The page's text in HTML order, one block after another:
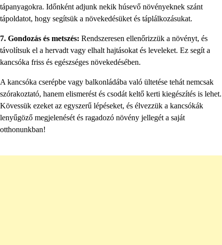
tápanyagokra. Időnként adjunk nekik húsevő növényeknek szánt
tápoldatot, hogy segítsük a növekedésüket és táplálkozásukat.
7. Gondozás és metszés: Rendszeresen ellenőrizzük a növényt, és
távolítsuk el a hervadt vagy elhalt hajtásokat és leveleket. Ez segít a
kancsóka friss és egészséges növekedésében.
A kancsóka cserépbe vagy balkonládába való ültetése tehát nemcsak
szórakoztató, hanem elismerést és csodát keltő kerti kiegészítés is lehet.
Kövessük ezeket az egyszerű lépéseket, és élvezzük a kancsókák
lenyűgöző megjelenését és ragadozó növény jellegét a saját
otthonunkban!